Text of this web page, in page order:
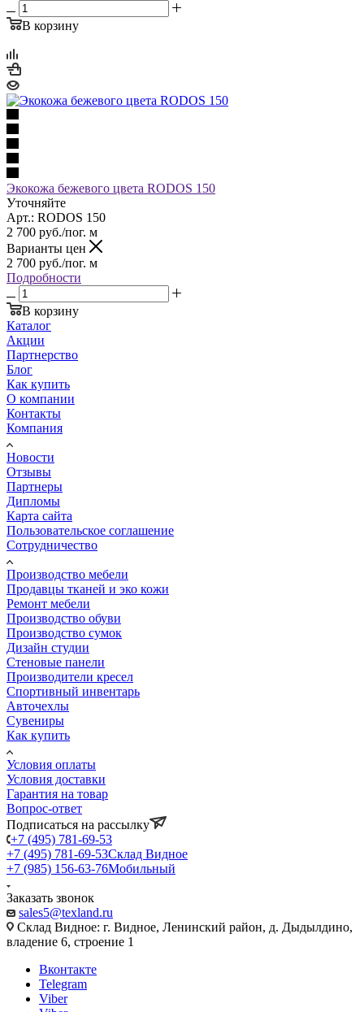
В корзину
Экокожа бежевого цвета RODOS 150
Уточняйте
Арт.: RODOS 150
2 700 руб./пог. м
Варианты цен
2 700 руб./пог. м
Подробности
В корзину
Каталог
Акции
Партнерство
Блог
Как купить
О компании
Контакты
Компания
Новости
Отзывы
Партнеры
Дипломы
Карта сайта
Пользовательское соглашение
Сотрудничество
Производство мебели
Продавцы тканей и эко кожи
Ремонт мебели
Производство обуви
Производство сумок
Дизайн студии
Стеновые панели
Производители кресел
Спортивный инвентарь
Авточехлы
Сувениры
Как купить
Условия оплаты
Условия доставки
Гарантия на товар
Вопрос-ответ
Подписаться на рассылку
+7 (495) 781-69-53
+7 (495) 781-69-53Склад Видное
+7 (985) 156-63-76Мобильный
Заказать звонок
sales5@texland.ru
Склад Видное: г. Видное, Ленинский район, д. Дыдылдино,
владение 6, строение 1
Вконтакте
Telegram
Viber